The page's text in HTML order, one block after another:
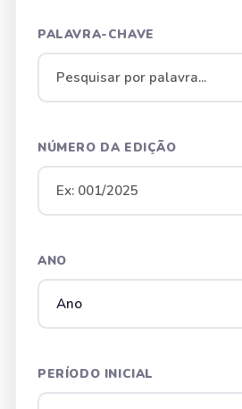
PALAVRA-CHAVE
NÚMERO DA EDIÇÃO
ANO
PERÍODO INICIAL